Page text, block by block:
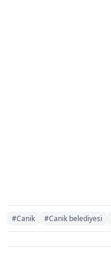
#Canik #Canik belediyesi